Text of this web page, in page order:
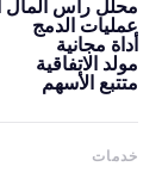
محلل رأس المال
عمليات الدمج
أداة مجانية
مولد الاتفاقية
متتبع الأسهم
خدمات